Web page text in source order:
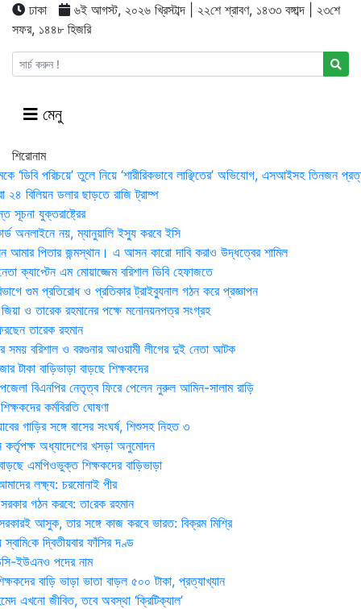
ঢাকা
৬ই আগস্ট, ২০২৬ খ্রিস্টাব্দ | ২২শে শ্রাবণ, ১৪৩৩ বঙ্গাব্দ | ২৩শে
সফর, ১৪৪৮ হিজরি
মেনু
শিরোনাম
‘ডিবি পরিচয়ে’ তুলে নিয়ে ‘শারীরিকভাবে লাঞ্ছিতের’ অভিযোগ, এসআইসহ তিনজন
২৪ বিলিয়ন ডলার ছাড়তে রাজি ট্রাম্প
সূচনা যুক্তরাষ্ট্রের
অনলাইনে নয়, ম্যানুয়ালি ইস্যু করবে ইসি
পিতার জন্মস্থান। এ আসন কারো দাবি করাও উদ্ধত্বের শামিল
ক্যাপ্টেন এম মোয়াজ্জেম বরিশাল ডিবি হেফাজতে
গুম প্রতিরোধ ও প্রতিকার ট্রাইব্যুনাল গঠন করে প্রজ্ঞাপন
ও তারেক রহমানের পক্ষে মনোনয়নপত্র সংগ্রহ
তারেক রহমান
সময় ব‌রিশাল ও বরগুনার আওয়ামী লীগের দুই নেতা আটক
টাকা বাড়িভাড়া বাড়ছে শিক্ষকদের
বিএনপির নেতৃত্ব ফিরে পেলেন নুরুল আমিন-সালাম রাড়ি
কর্মবিরতি ঘোষণা
গাড়ির সঙ্গে বাসের সংঘর্ষ, শিশুসহ নিহত ৩
কর্তৃপক্ষ অধ্যাদেশের খসড়া অনুমোদন
এমপিওভুক্ত শিক্ষকদের বাড়িভাড়া
লক্ষ্য: চরমোনাই পীর
গঠন করবে: তা‌রেক রহমান
আসুক, তার সঙ্গে কাজ করবে ভারত: বিক্রম মিশ্রি
দ্বিতীয়বার ফাঁসির দণ্ড
ইউএনও পদের নাম
বাড়ি ভাড়া ভাতা বাড়ল ৫০০ টাকা, প্রত্যাখ্যান
এখনো জীবিত, তবে অবস্থা ‘ক্রিটিক্যাল’